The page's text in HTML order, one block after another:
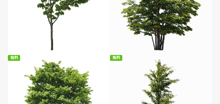
無料ダウンロード 無料ダウンロード
無料 無料